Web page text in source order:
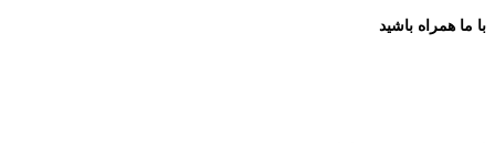
با ما همراه باشید